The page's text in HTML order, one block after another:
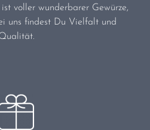
voller wunderbarer Gewürze,
uns findest Du Vielfalt und